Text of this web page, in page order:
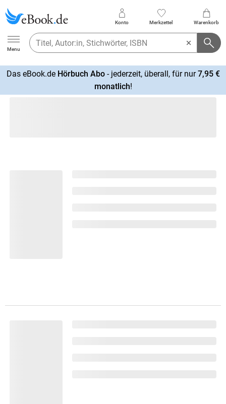
Ebook.de
Menu
Konto Merkzettel Warenkorb
Das eBook.de Hörbuch Abo- jederzeit, überall, für nur7,95 €
monatlich!